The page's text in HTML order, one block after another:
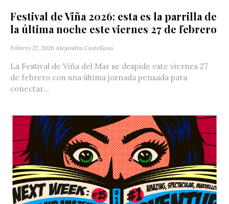
Festival de Viña 2026: esta es la parrilla de
la última noche este viernes 27 de febrero
Febrero 27, 2026 Alejandra Castellano
La Festival de Viña del Mar se despide este viernes 27
de febrero con una última jornada pensada para
conectar...